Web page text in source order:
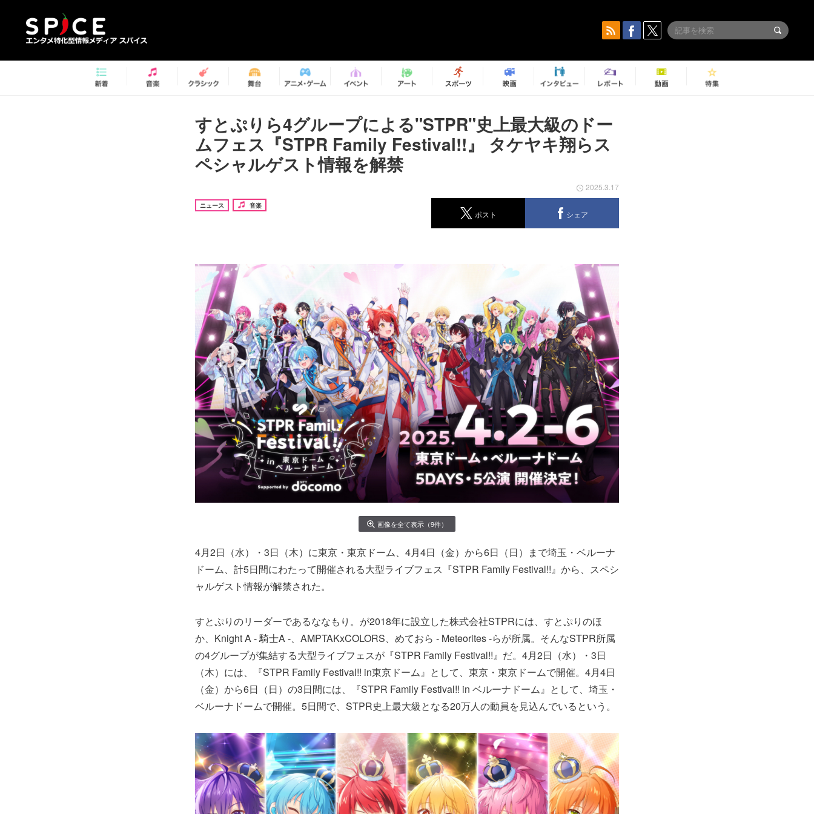
すとぷりら4グループによる"STPR"史上最大級のドー
ムフェス『STPR Family Festival!!』 タケヤキ翔らス
ペシャルゲスト情報を解禁
ニュース 音楽
2025.3.17
ポスト シェア
画像を全て表示（9件）
4月2日（水）・3日（木）に東京・東京ドーム、4月4日（金）から6日（日）まで埼玉・ベルーナ
ドーム、計5日間にわたって開催される大型ライブフェス『STPR Family Festival!!』から、スペシ
ャルゲスト情報が解禁された。
すとぷりのリーダーであるななもり。が2018年に設立した株式会社STPRには、すとぷりのほ
か、Knight A - 騎士A -、AMPTAKxCOLORS、めておら - Meteorites -らが所属。そんなSTPR所属
の4グループが集結する大型ライブフェスが『STPR Family Festival!!』だ。4月2日（水）・3日
（木）には、『STPR Family Festival!! in東京ドーム』として、東京・東京ドームで開催。4月4日
（金）から6日（日）の3日間には、『STPR Family Festival!! in ベルーナドーム』として、埼玉・
ベルーナドームで開催。5日間で、STPR史上最大級となる20万人の動員を見込んでいるという。